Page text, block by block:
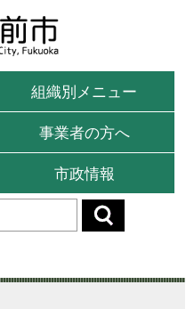
組織別メニュー
事業者の方へ
市政情報